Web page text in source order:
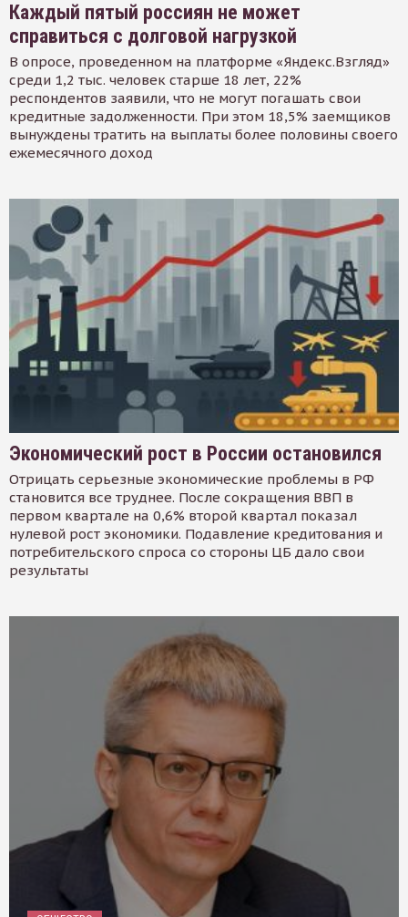
Каждый пятый россиян не может
справиться с долговой нагрузкой
В опросе, проведенном на платформе «Яндекс.Взгляд»
среди 1,2 тыс. человек старше 18 лет, 22%
респондентов заявили, что не могут погашать свои
кредитные задолженности. При этом 18,5% заемщиков
вынуждены тратить на выплаты более половины своего
ежемесячного доход
Экономический рост в России остановился
Отрицать серьезные экономические проблемы в РФ
становится все труднее. После сокращения ВВП в
первом квартале на 0,6% второй квартал показал
нулевой рост экономики. Подавление кредитования и
потребительского спроса со стороны ЦБ дало свои
результаты